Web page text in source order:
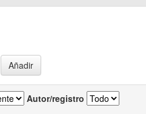
Autor/registro